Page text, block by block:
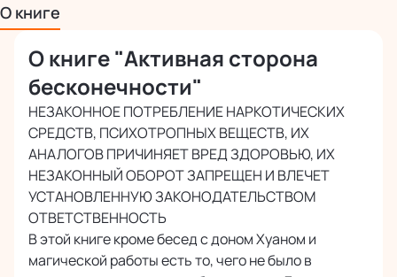
Бесплатная доставка по РФ
Бесплатная доставка за рубеж от 2 000 руб.
Международная доставка почтой
Точная стоимость расчитывается при оформлении заказа
Оплата
Наличными или картой курьеру при получении
Безопасная оплата банковскими картами
онлайн
О книге
О книге "Активная сторона
бесконечности"
НЕЗАКОННОЕ ПОТРЕБЛЕНИЕ НАРКОТИЧЕСКИХ
СРЕДСТВ, ПСИХОТРОПНЫХ ВЕЩЕСТВ, ИХ
АНАЛОГОВ ПРИЧИНЯЕТ ВРЕД ЗДОРОВЬЮ, ИХ
НЕЗАКОННЫЙ ОБОРОТ ЗАПРЕЩЕН И ВЛЕЧЕТ
УСТАНОВЛЕННУЮ ЗАКОНОДАТЕЛЬСТВОМ
ОТВЕТСТВЕННОСТЬ
В этой книге кроме бесед с доном Хуаном и
магической работы есть то, чего не было в